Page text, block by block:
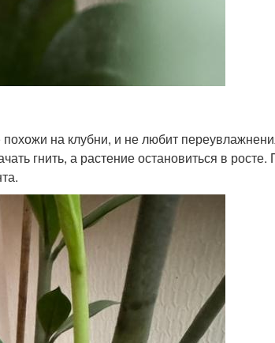
на клубни, и не любит
гнить, а растение остановиться в росте.